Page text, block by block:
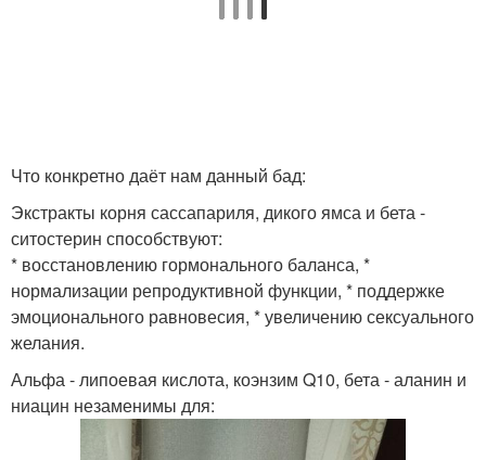
Что конкретно даёт нам данный бад:
Экстракты корня сассапариля, дикого ямса и бета -
ситостерин способствуют:
* восстановлению гормонального баланса, *
нормализации репродуктивной функции, * поддержке
эмоционального равновесия, * увеличению сексуального
желания.
Альфа - липоевая кислота, коэнзим Q10, бета - аланин и
ниацин незаменимы для: